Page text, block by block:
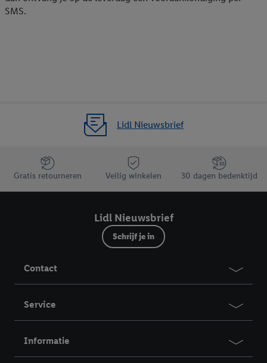
SMS.
Lidl Nieuwsbrief
Jouw voordelen bij ons als Lidl webshop klant
Gratis retourneren Veilig winkelen 30 dagen bedenktijd
Lidl Nieuwsbrief
Schrijf je in
Contact
Service
Informatie